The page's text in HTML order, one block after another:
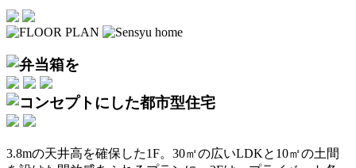
3.8mの天井高を確保した1F。30㎡の広いLDKと10㎡の土間